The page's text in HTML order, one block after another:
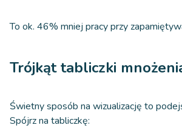
To ok. 46% mniej pracy przy
Trójkąt tabliczki
Świetny sposób na wizualizację to
Spójrz na tabliczkę: